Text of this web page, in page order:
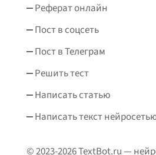
Реферат онлайн
Пост в соцсеть
Пост в Телеграм
Решить тест
Написать статью
Написать текст
© 2023-2026 TextBot.ru —